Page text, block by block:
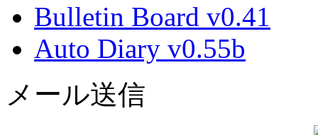
Bulletin Board v0.41
Auto Diary v0.55b
メール送信